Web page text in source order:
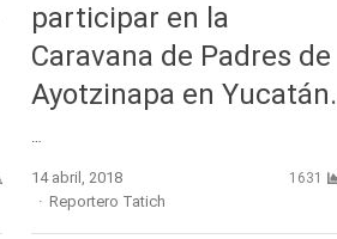
participar en la
Caravana de Padres de
Ayotzinapa en Yucatán.
14 abril, 2018
Author
Reportero Tatich
1631